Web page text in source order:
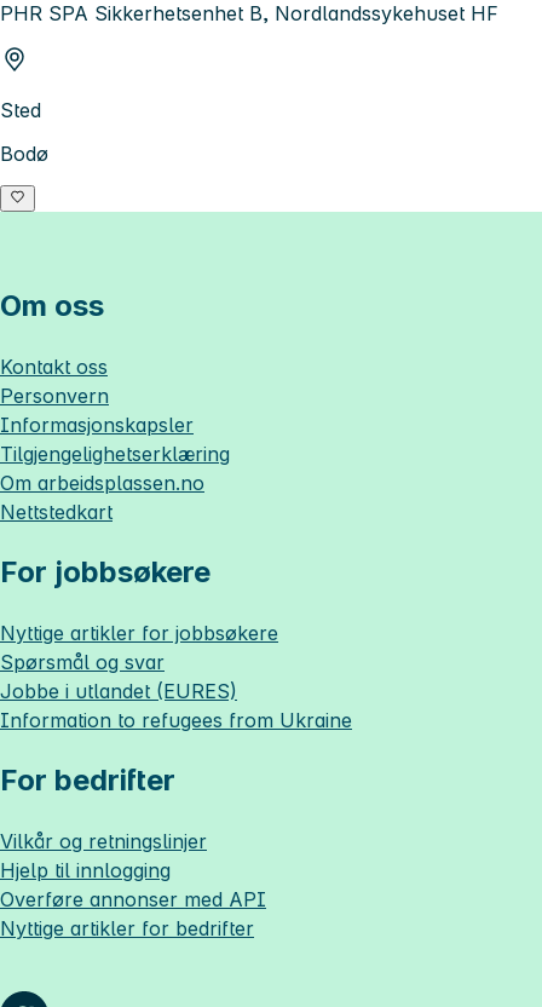
PHR SPA Sikkerhetsenhet B, Nordlandssykehuset HF
Sted
Bodø
Om oss
Kontakt oss
Personvern
Informasjonskapsler
Tilgjengelighetserklæring
Om arbeidsplassen.no
Nettstedkart
For jobbsøkere
Nyttige artikler for jobbsøkere
Spørsmål og svar
Jobbe i utlandet (EURES)
Information to refugees from Ukraine
For bedrifter
Vilkår og retningslinjer
Hjelp til innlogging
Overføre annonser med API
Nyttige artikler for bedrifter